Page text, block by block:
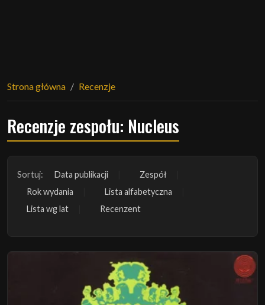
Strona główna Recenzje
Recenzje zespołu: Nucleus
Sortuj: Data publikacji
Zespół
Rok wydania
Lista alfabetyczna
Lista wg lat
Recenzent